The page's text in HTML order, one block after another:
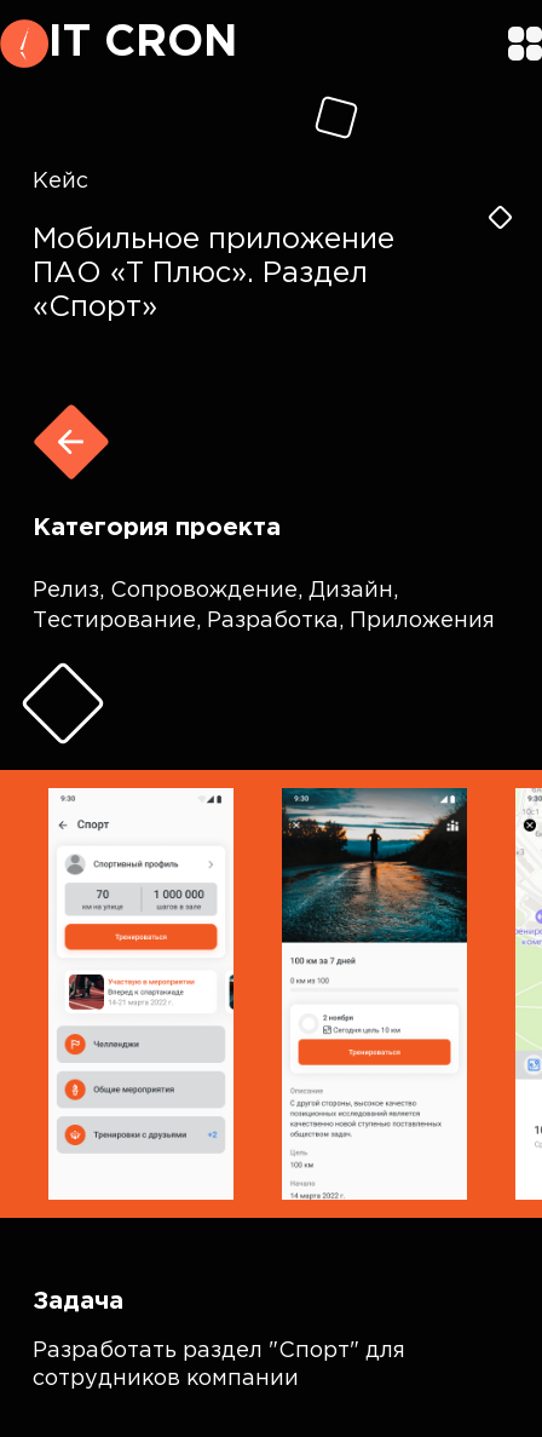
IT CRON
Кейс
Мобильное приложение
ПАО «Т Плюс». Раздел
«Спорт»
Категория проекта
Релиз, Сопровождение, Дизайн,
Тестирование, Разработка, Приложения
Задача
Разработать раздел "Спорт" для
сотрудников компании